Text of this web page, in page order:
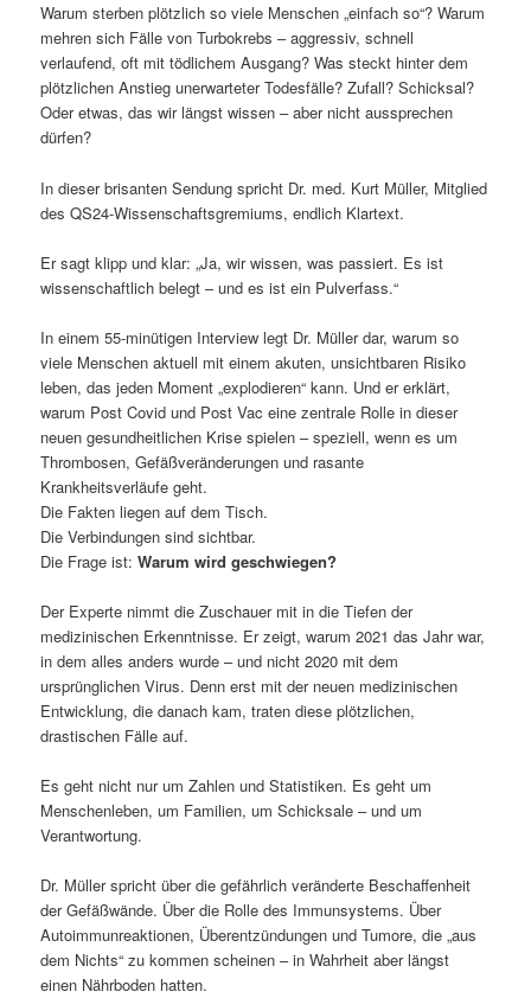
Warum sterben plötzlich so viele Menschen „einfach so“? Warum
mehren sich Fälle von Turbokrebs – aggressiv, schnell
verlaufend, oft mit tödlichem Ausgang? Was steckt hinter dem
plötzlichen Anstieg unerwarteter Todesfälle? Zufall? Schicksal?
Oder etwas, das wir längst wissen – aber nicht aussprechen
dürfen?
In dieser brisanten Sendung spricht Dr. med. Kurt Müller, Mitglied
des QS24-Wissenschaftsgremiums, endlich Klartext.
Er sagt klipp und klar: „Ja, wir wissen, was passiert. Es ist
wissenschaftlich belegt – und es ist ein Pulverfass.“
In einem 55-minütigen Interview legt Dr. Müller dar, warum so
viele Menschen aktuell mit einem akuten, unsichtbaren Risiko
leben, das jeden Moment „explodieren“ kann. Und er erklärt,
warum Post Covid und Post Vac eine zentrale Rolle in dieser
neuen gesundheitlichen Krise spielen – speziell, wenn es um
Thrombosen, Gefäßveränderungen und rasante
Krankheitsverläufe geht.
Die Fakten liegen auf dem Tisch.
Die Verbindungen sind sichtbar.
Die Frage ist:Warum wird geschwiegen?
Der Experte nimmt die Zuschauer mit in die Tiefen der
medizinischen Erkenntnisse. Er zeigt, warum 2021 das Jahr war,
in dem alles anders wurde – und nicht 2020 mit dem
ursprünglichen Virus. Denn erst mit der neuen medizinischen
Entwicklung, die danach kam, traten diese plötzlichen,
drastischen Fälle auf.
Es geht nicht nur um Zahlen und Statistiken. Es geht um
Menschenleben, um Familien, um Schicksale – und um
Verantwortung.
Dr. Müller spricht über die gefährlich veränderte Beschaffenheit
der Gefäßwände. Über die Rolle des Immunsystems. Über
Autoimmunreaktionen, Überentzündungen und Tumore, die „aus
dem Nichts“ zu kommen scheinen – in Wahrheit aber längst
einen Nährboden hatten.